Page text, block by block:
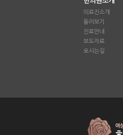
의료진소개
둘러보기
진료안내
보도자료
오시는길